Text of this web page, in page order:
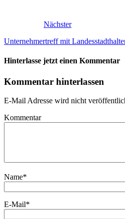
Nächster
Unternehmertreff mit
Hinterlasse jetzt einen Kommentar
Kommentar hinterlassen
E-Mail Adresse wird nicht
Kommentar
Name*
E-Mail*